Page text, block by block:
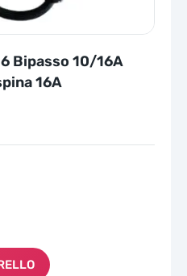
Bipasso 10/16A
16A